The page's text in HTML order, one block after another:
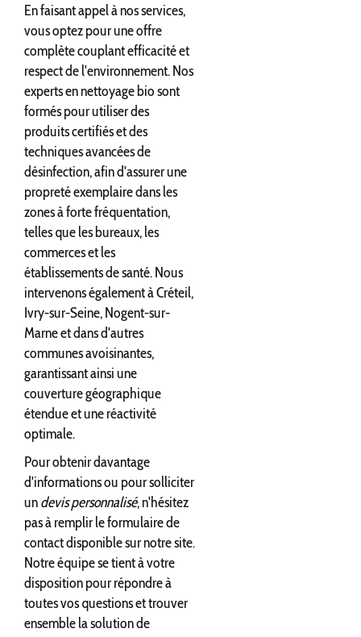
En faisant appel à nos services,
vous optez pour une offre
complète couplant efficacité et
respect de l'environnement. Nos
experts en nettoyage bio sont
formés pour utiliser des
produits certifiés et des
techniques avancées de
désinfection, afin d'assurer une
propreté exemplaire dans les
zones à forte fréquentation,
telles que les bureaux, les
commerces et les
établissements de santé. Nous
intervenons également à Créteil,
Ivry-sur-Seine, Nogent-sur-
Marne et dans d'autres
communes avoisinantes,
garantissant ainsi une
couverture géographique
étendue et une réactivité
optimale.
Pour obtenir davantage
d'informations ou pour solliciter
undevis personnalisé, n'hésitez
pas à remplir le formulaire de
contact disponible sur notre site.
Notre équipe se tient à votre
disposition pour répondre à
toutes vos questions et trouver
ensemble la solution de